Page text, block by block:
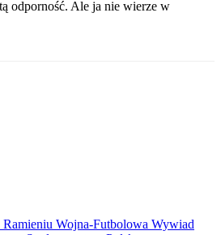
odporność. Ale ja nie wierze w
Wojna-Futbolowa Wywiad